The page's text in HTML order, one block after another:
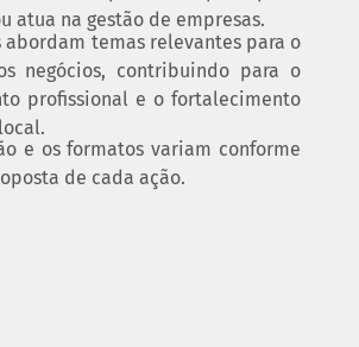
atua na gestão de empresas.
abordam temas relevantes para o
negócios, contribuindo para o
profissional e o fortalecimento
e os formatos variam conforme
de cada ação.